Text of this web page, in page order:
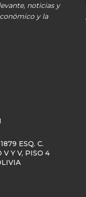
noticias y
y la
ESQ. C.
Y V, PISO 4